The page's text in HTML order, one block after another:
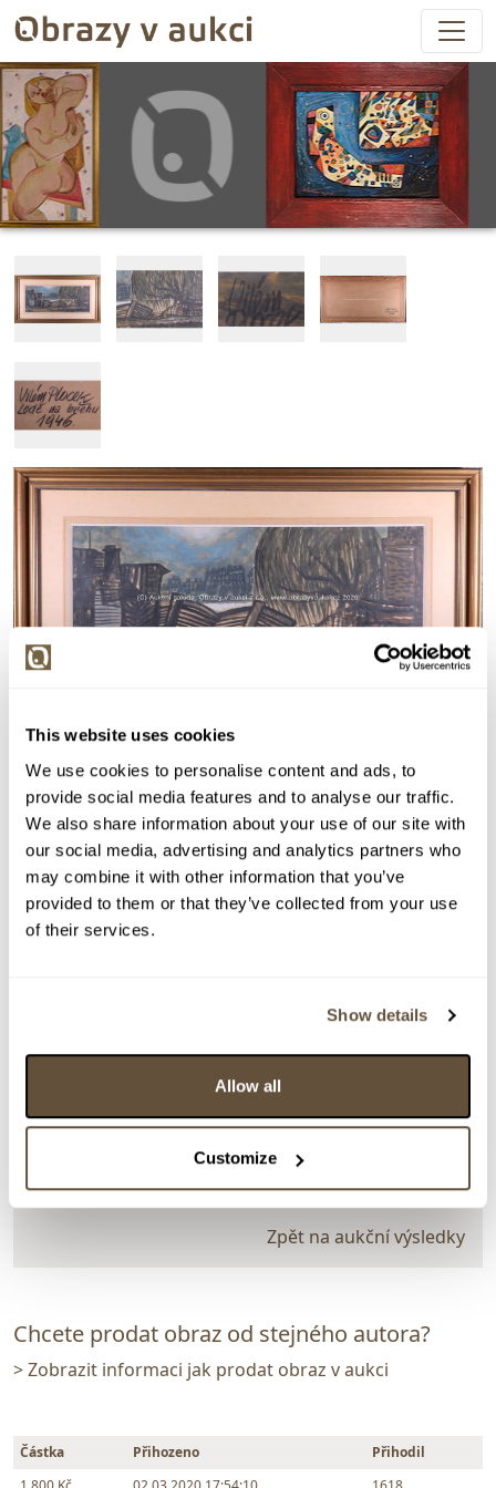
This website uses cookies
We use cookies to personalise content and ads, to
provide social media features and to analyse our traffic.
We also share information about your use of our site with
our social media, advertising and analytics partners who
may combine it with other information that you’ve
provided to them or that they’ve collected from your use
of their services.
Show details
Allow all
Customize
Detail položky
Tempera, 20x50 cm. Signováno vlevo dole Vilém Plocek.
Rám, pasparta, sklo.
> Zobrazit detail položky a informace o autorovi
Vilém Plocek
303851. Lodě na břehu
Dražba ukončena:
02.03.2020 20:14:00
vydraženo za:
1 800 Kč
Zpět na aukční výsledky
Chcete prodat obraz od stejného autora?
> Zobrazit informaci jak prodat obraz v aukci
Částka Přihozeno
Přihodil